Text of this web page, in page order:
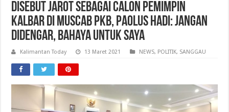
Disebut Jarot Sebagai Calon Pemimpin
Kalbar di Muscab PKB, Paolus Hadi: Jangan
Didengar, Bahaya untuk Saya
Kalimantan Today 13 Maret 2021 NEWS, POLITIK, SANGGAU